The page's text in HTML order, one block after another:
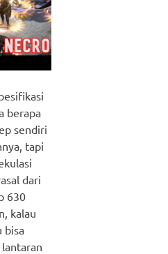
berapa
sendiri
tapi
dari
630
kalau
bisa